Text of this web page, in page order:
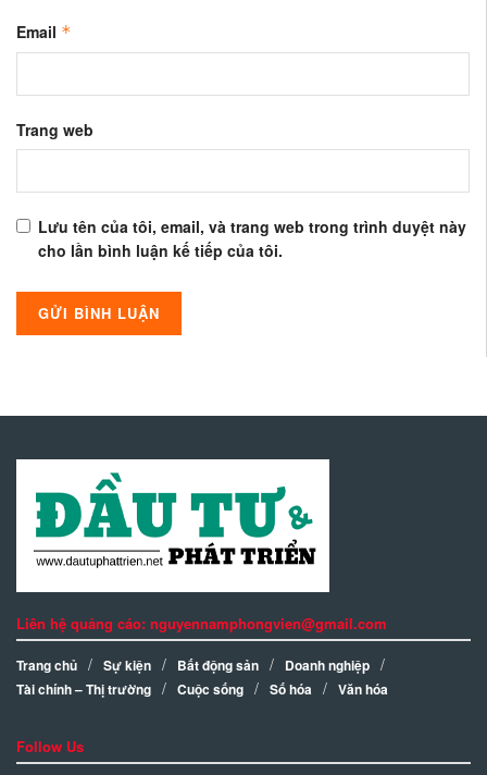
Email *
Trang web
Lưu tên của tôi, email, và trang web trong trình duyệt này
cho lần bình luận kế tiếp của tôi.
Liên hệ quảng cáo: nguyennamphongvien@gmail.com
Trang chủ Sự kiện Bất động sản
Doanh nghiệp
Tài chính – Thị trường
Cuộc sống Số hóa Văn hóa
Follow Us